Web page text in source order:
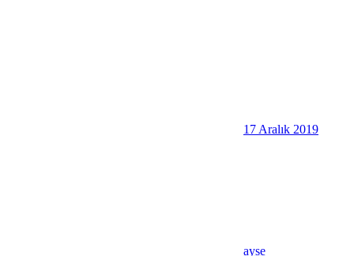
17 Aralık 2019
ayse